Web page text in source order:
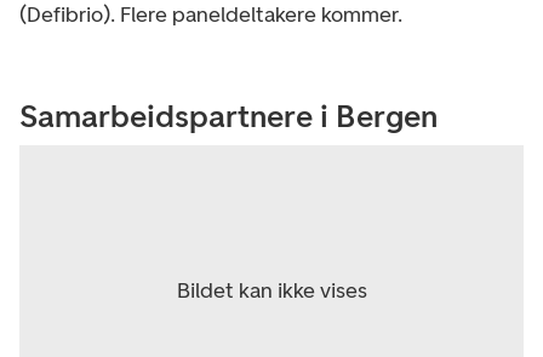
(Defibrio). Flere paneldeltakere kommer.
Samarbeidspartnere i Bergen